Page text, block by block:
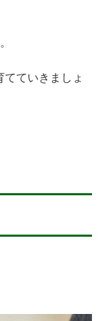
ていきましょ